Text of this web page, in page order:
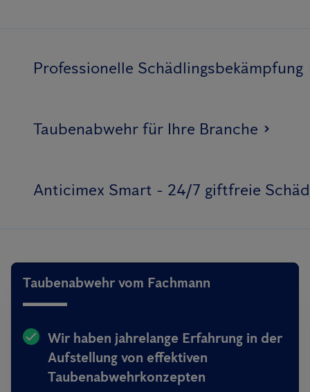
Professionelle Schädlingsbekämpfung
Taubenabwehr für Ihre Branche
Anticimex Smart - 24/7 giftfreie
Taubenabwehr vom Fachmann
Wir haben jahrelange Erfahrung in der
Aufstellung von effektiven
Taubenabwehrkonzepten